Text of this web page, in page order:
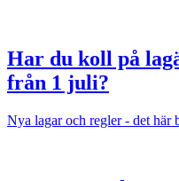
Har du koll på
från 1 juli?
Nya lagar och regler - det här